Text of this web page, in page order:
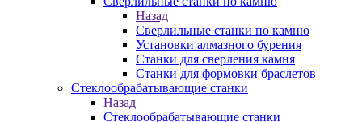
Назад
Сверлильные станки по камню
Установки алмазного бурения
Станки для сверления камня
Станки для формовки браслетов
Стеклообрабатывающие станки
Назад
Стеклообрабатывающие станки